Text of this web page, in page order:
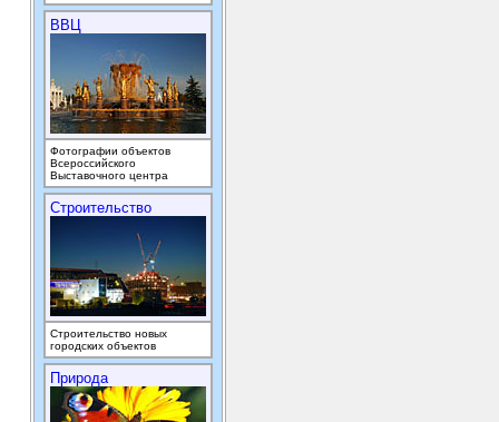
ВВЦ
Фотографии объектов
Всероссийского
Выставочного центра
Строительство
Строительство новых
городских объектов
Природа